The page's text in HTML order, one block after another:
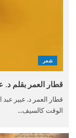
شعر
قطار العمر بقلم د.
قطار العمر د. عبير عبد
الوقت كالسيف...